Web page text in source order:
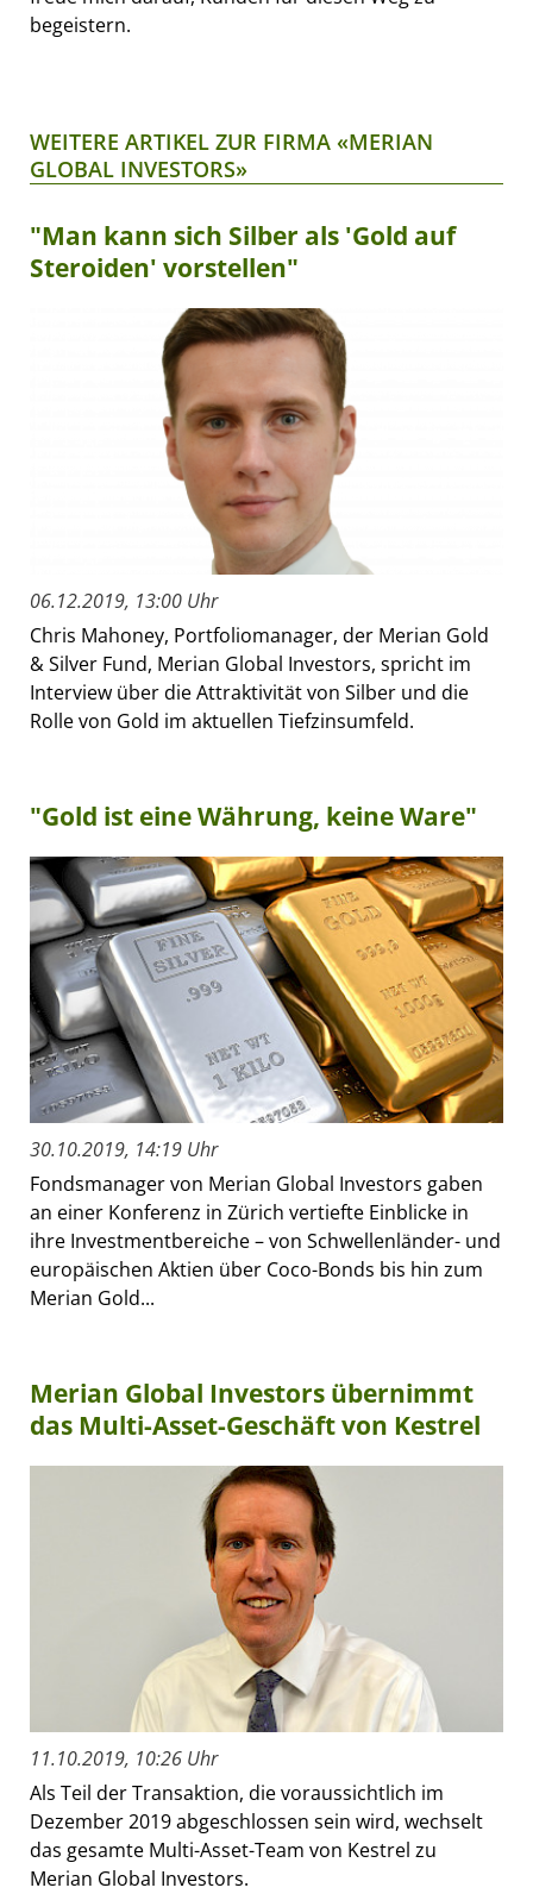
begeistern.
WEITERE ARTIKEL ZUR FIRMA «MERIAN
GLOBAL INVESTORS»
"Man kann sich Silber als 'Gold auf
Steroiden' vorstellen"
06.12.2019, 13:00 Uhr
Chris Mahoney, Portfoliomanager, der Merian Gold
& Silver Fund, Merian Global Investors, spricht im
Interview über die Attraktivität von Silber und die
Rolle von Gold im aktuellen Tiefzinsumfeld.
"Gold ist eine Währung, keine Ware"
30.10.2019, 14:19 Uhr
Fondsmanager von Merian Global Investors gaben
an einer Konferenz in Zürich vertiefte Einblicke in
ihre Investmentbereiche – von Schwellenländer- und
europäischen Aktien über Coco-Bonds bis hin zum
Merian Gold...
Merian Global Investors übernimmt
das Multi-Asset-Geschäft von Kestrel
11.10.2019, 10:26 Uhr
Als Teil der Transaktion, die voraussichtlich im
Dezember 2019 abgeschlossen sein wird, wechselt
das gesamte Multi-Asset-Team von Kestrel zu
Merian Global Investors.